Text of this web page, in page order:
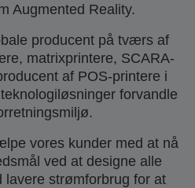
Augmented Reality.
producent på tværs af
matrixprintere, SCARA-
af POS-printere i
forvandle
vores kunder med at nå
ved at designe alle
lavere strømforbrug for at